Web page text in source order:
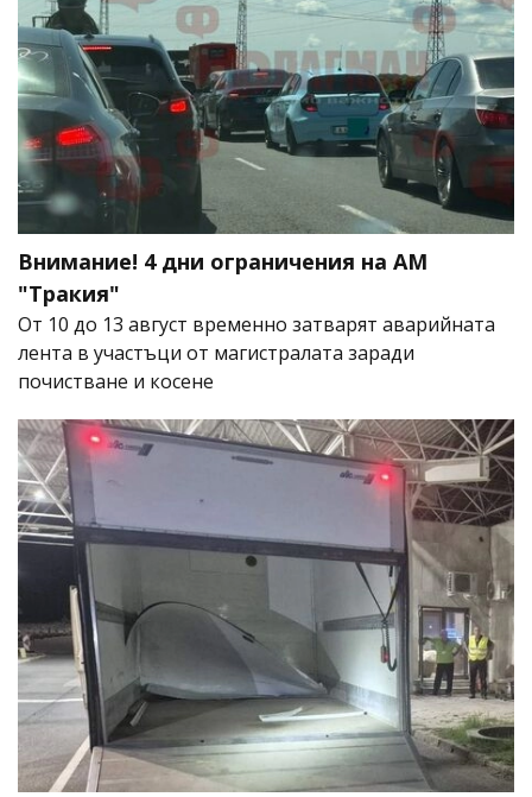
Внимание! 4 дни ограничения на АМ
"Тракия"
От 10 до 13 август временно затварят аварийната
лента в участъци от магистралата заради
почистване и косене